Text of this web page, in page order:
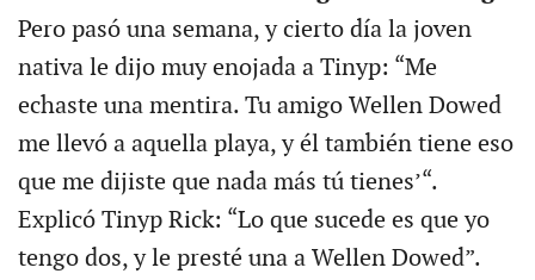
Pero pasó una semana, y cierto día la joven
nativa le dijo muy enojada a Tinyp: “Me
echaste una mentira. Tu amigo Wellen Dowed
me llevó a aquella playa, y él también tiene eso
que me dijiste que nada más tú tienes’“.
Explicó Tinyp Rick: “Lo que sucede es que yo
tengo dos, y le presté una a Wellen Dowed”.